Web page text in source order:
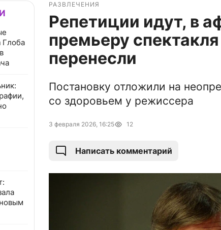
Глоба
РАЗВЛЕЧЕНИЯ
Репетиции идут, в
премьеру
перенесли
Постановку отложили на
со здоровьем у режиссера
3 февраля 2026, 16:25 12
Написать комментарий